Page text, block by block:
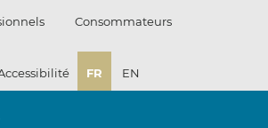
Consommateurs
FR EN